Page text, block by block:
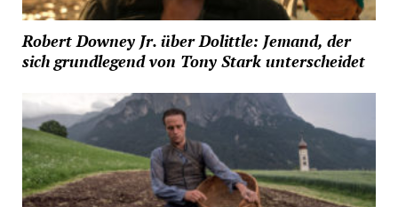
Robert Downey Jr. über Dolittle: Jemand, der
sich grundlegend von Tony Stark unterscheidet